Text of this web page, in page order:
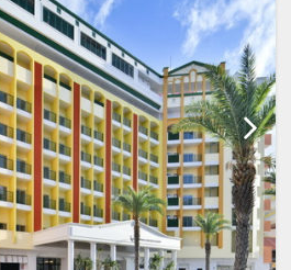
００～２１：００）
変更になる場合もござ
式HPをご確認くださ
れます。
】連泊割引がございま
つきおひとり様５００
複はできません。
旅行代金は、カレンダ
だいた後表示される